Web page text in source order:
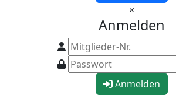
×
Anmelden
Anmelden